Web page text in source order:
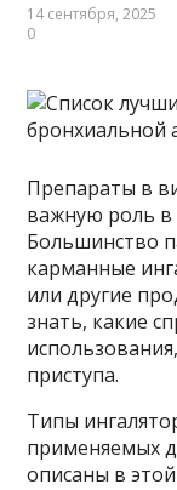
14 сентября, 2025
0
Препараты в
важную роль в
Большинство
карманные
или другие
знать, какие
приступа.
Типы
применяемых
описаны в этой